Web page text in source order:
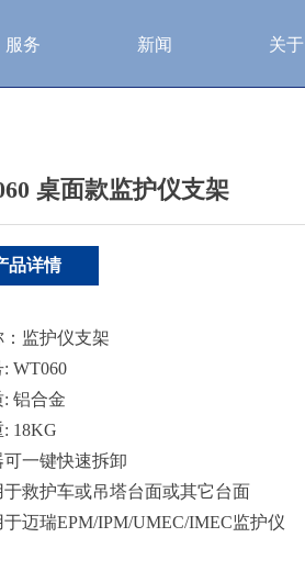
服务 新闻 关于
桌面款监护仪支架
品详情
监护仪支架
WT060
铝合金
18KG
一键快速拆卸
救护车或吊塔台面或其它台面
迈瑞EPM/IPM/UMEC/IMEC监护仪